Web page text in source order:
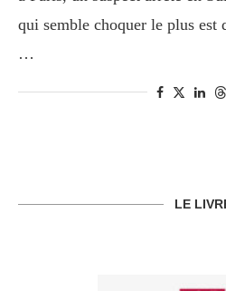
qui semble choquer le plus est
…
LE